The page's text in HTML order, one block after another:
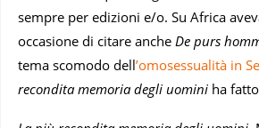
sempre per edizioni e/o. Su Africa
occasione di citare anche De purs
tema scomodo dell’omosessualità in
recondita memoria degli uomini ha